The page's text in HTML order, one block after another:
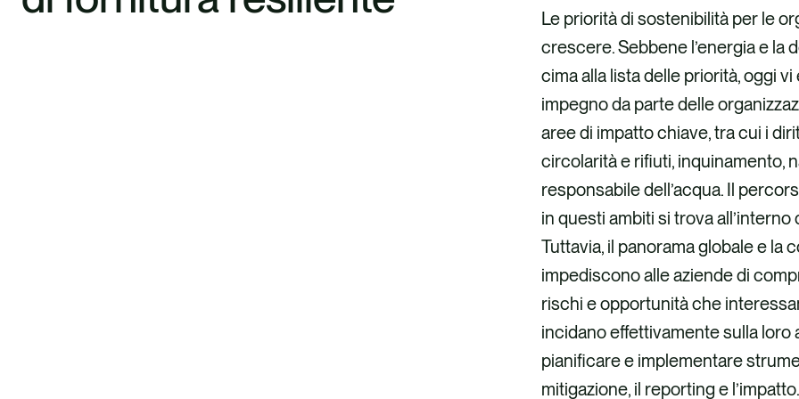
Le priorità di sostenibilità per le
crescere. Sebbene l’energia e la
cima alla lista delle priorità, oggi
impegno da parte delle
aree di impatto chiave, tra cui i
circolarità e rifiuti, inquinamento,
responsabile dell’acqua. Il
in questi ambiti si trova
Tuttavia, il panorama globale e la
impediscono alle aziende di
rischi e opportunità che
incidano effettivamente sulla loro
pianificare e implementare
mitigazione, il reporting e